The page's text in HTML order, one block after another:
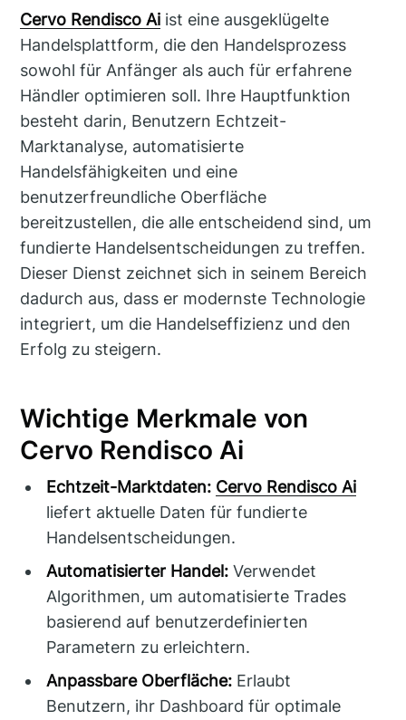
Cervo Rendisco Ai ist eine ausgeklügelte
Handelsplattform, die den Handelsprozess
sowohl für Anfänger als auch für erfahrene
Händler optimieren soll. Ihre Hauptfunktion
besteht darin, Benutzern Echtzeit-
Marktanalyse, automatisierte
Handelsfähigkeiten und eine
benutzerfreundliche Oberfläche
bereitzustellen, die alle entscheidend sind, um
fundierte Handelsentscheidungen zu treffen.
Dieser Dienst zeichnet sich in seinem Bereich
dadurch aus, dass er modernste Technologie
integriert, um die Handelseffizienz und den
Erfolg zu steigern.
Wichtige Merkmale von
Cervo Rendisco Ai
Echtzeit-Marktdaten: Cervo Rendisco Ai
liefert aktuelle Daten für fundierte
Handelsentscheidungen.
Automatisierter Handel: Verwendet
Algorithmen, um automatisierte Trades
basierend auf benutzerdefinierten
Parametern zu erleichtern.
Anpassbare Oberfläche: Erlaubt
Benutzern, ihr Dashboard für optimale